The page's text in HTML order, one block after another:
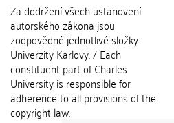
Za dodržení všech ustanovení
autorského zákona jsou
zodpovědné jednotlivé složky
Univerzity Karlovy. / Each
constituent part of Charles
University is responsible for
adherence to all provisions of the
copyright law.